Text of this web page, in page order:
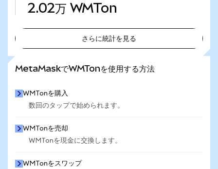
2.02万 WMTon
さらに統計を見る
MetaMaskでWMTonを使用する方法
WMTonを購入
数回のタップで始められます。
WMTonを売却
WMTonを現金に交換します。
WMTonをスワップ